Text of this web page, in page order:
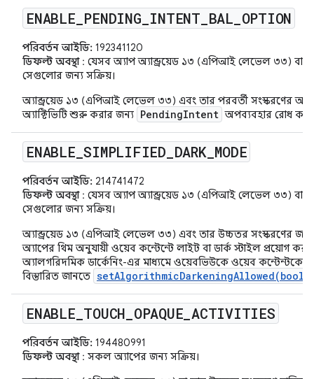
ENABLE PENDING INTENT BAL OPTION
পরিবর্তন আইডি: 192341120
ডিফল্ট অবস্থা: যেসব অ্যাপ অ্যান্ড্রয়েড ১৩ (এপিআই লেভেল ৩৩) বা
সেগুলোর জন্য সক্রিয়।
অ্যান্ড্রয়েড ১৩ (এপিআই লেভেল ৩৩) এবং তার পরবর্তী সংস্করণের
অ্যাক্টিভিটি শুরু করার জন্য PendingIntent অপব্যবহার রোধ
ENABLE _SIMPLIFIED DARK MODE
পরিবর্তন আইডি: 214741472
ডিফল্ট অবস্থা: যেসব অ্যাপ অ্যান্ড্রয়েড ১৩ (এপিআই লেভেল ৩৩) বা
সেগুলোর জন্য সক্রিয়।
অ্যান্ড্রয়েড ১৩ (এপিআই লেভেল ৩৩) এবং তার উচ্চতর সংস্করণের জন্য
অ্যাপের থিম অনুযায়ী ওয়েব কন্টেন্টে লাইট বা ডার্ক স্টাইল প্রয়োগ
অ্যালগরিদমিক ডার্কেনিং-এর মাধ্যমে ওয়েবভিউকে ওয়েব কন্টেন্টকে
বিস্তারিত জানতে
ENABLE TOUCH OPAQUE ACTIVITIES
পরিবর্তন আইডি: 194480991
ডিফল্ট অবস্থা: সকল অ্যাপের জন্য সক্রিয়।